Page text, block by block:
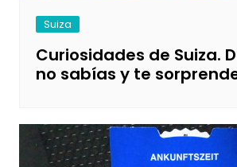
Suiza
Curiosidades de Suiza.
no sabías y te